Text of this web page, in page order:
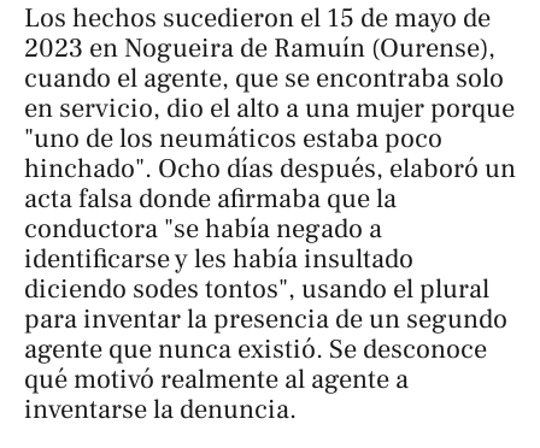
Los hechos sucedieron el 15 de mayo de
2023 en Nogueira de Ramuín (Ourense),
cuando el agente, que se encontraba solo
en servicio, dio el alto a una mujer porque
"uno de los neumáticos estaba poco
hinchado". Ocho días después, elaboró un
acta falsa donde afirmaba que la
conductora "se había negado a
identificarse y les había insultado
diciendo sodes tontos", usando el plural
para inventar la presencia de un segundo
agente que nunca existió. Se desconoce
qué motivó realmente al agente a
inventarse la denuncia.